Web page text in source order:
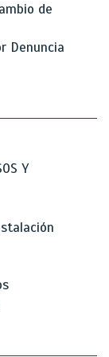
de
Denuncia
Y